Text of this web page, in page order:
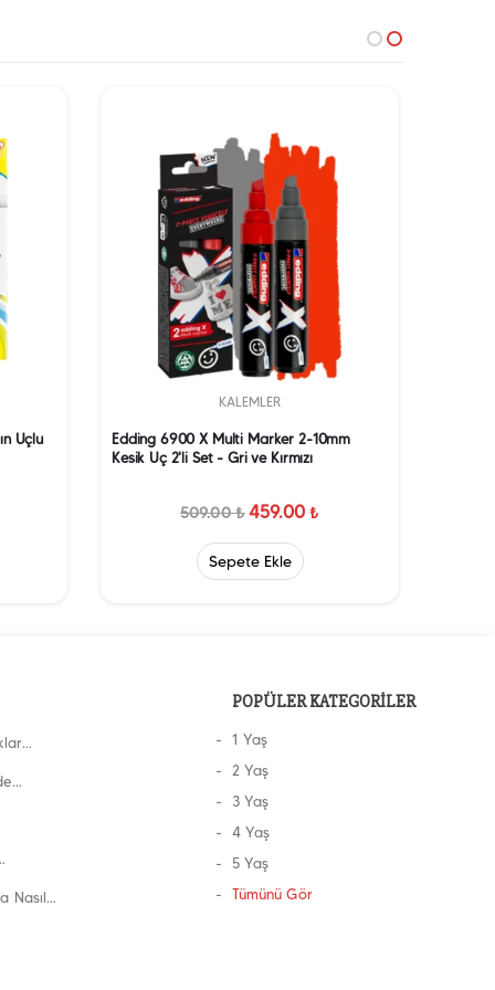
Uçlu
KALEMLER
Edding 6900 X Multi Marker 2-10mm
Kesik Uç 2'li Set - Gri ve Kırmızı
509.00₺459.00 ₺
Sepete Ekle
Nasıl
POPÜLER KATEGORİLER
1 Yaş
2 Yaş
3 Yaş
4 Yaş
5 Yaş
Tümünü Gör